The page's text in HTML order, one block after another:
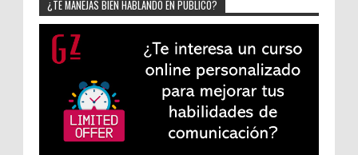
¿TE MANEJAS BIEN HABLANDO EN PÚBLICO?